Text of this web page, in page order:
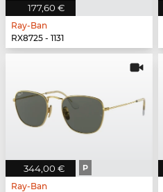
177,60 €
Ray-Ban
RX8725 - 1131
344,00 € P
Ray-Ban